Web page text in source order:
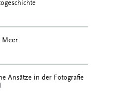
Meer
Ansätze in der Fotografie